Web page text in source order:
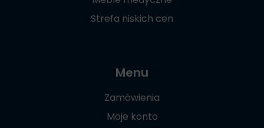
Strefa niskich cen
Menu
Zamówienia
Moje konto